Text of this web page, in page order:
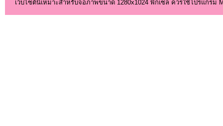
เว็บไซต์นี้เหมาะสำหรับจอภาพขนาด 1280x1024 พิกเซล ควรใช้โปรแกรม